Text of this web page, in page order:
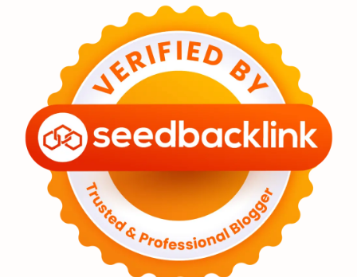
Tata Surya Hype
Asteroid Observasi
Premium Komet Bulan
Penelitian Serba-serbi Satelit
Luar Angkasa Video Aurora
Supernova Nebula Sponsored
Featured Mars